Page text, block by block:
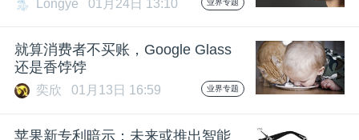
Longye 01月24日 13:10
就算消费者不买账，Google Glass
还是香饽饽
奕欣 01月13日 16:59 业界专题
苹果新专利暗示：未来或推出智能